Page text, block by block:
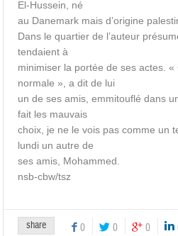
El-Hussein, né
au Danemark mais d’origine
Dans le quartier de l’auteur
tendaient à
minimiser la portée de ses actes. «
normale », a dit de lui
un de ses amis, emmitouflé dans
fait les mauvais
choix, je ne le vois pas comme un
lundi un autre de
ses amis, Mohammed.
nsb-cbw/tsz
share 0 0 0